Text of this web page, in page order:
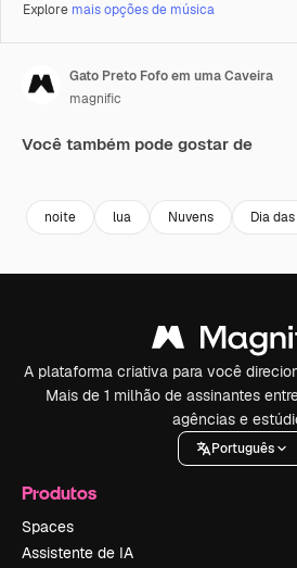
Explore mais opções de música
Gato Preto Fofo em uma Caveira
magnific
Você também pode gostar de
noite lua Nuvens Dia
A plataforma criativa para você
Mais de 1 milhão de assinantes
agências e
Português
Produtos
Spaces
Assistente de IA